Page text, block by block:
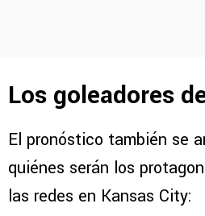
Los goleadores
El pronóstico también se
quiénes serán los
las redes en Kansas City: